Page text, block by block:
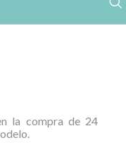
la compra de 24